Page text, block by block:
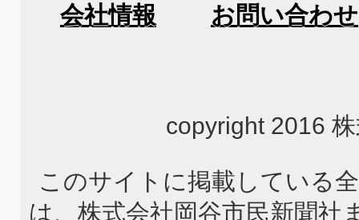
会社情報
お問い合わせ
copyright 2016
このサイトに掲載している
は、株式会社岡谷市民新聞社